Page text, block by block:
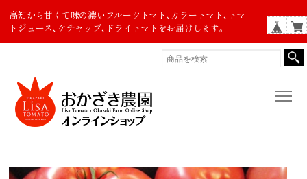
高知から甘くて味の濃いフルーツトマト､カラートマト､トマ
トジュース､ケチャップ､ドライトマトをお届けします。